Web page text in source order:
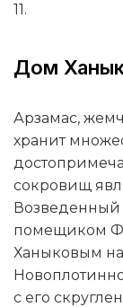
11.
Дом
Арзамас,
хранит
сокровищ
Возведенный
помещиком
Ханыковым
с его